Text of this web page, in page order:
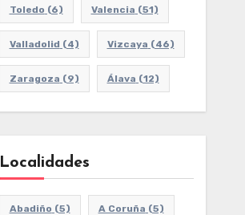
Toledo (6) Valencia (51)
Valladolid (4) Vizcaya (46)
Zaragoza (9) Álava (12)
Localidades
Abadiño (5) A Coruña (5)